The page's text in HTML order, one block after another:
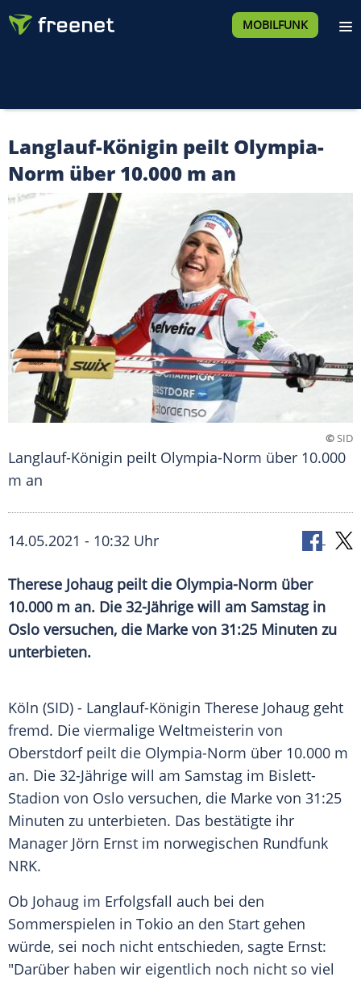
MOBILFUNK
Langlauf-Königin peilt Olympia-
Norm über 10.000 m an
©SID
Langlauf-Königin peilt Olympia-Norm über 10.000
m an
14.05.2021 - 10:32 Uhr
Therese Johaugpeilt die Olympia-Norm über
10.000 m an. Die 32-Jährige will am Samstag in
Oslo versuchen, die Marke von 31:25 Minuten zu
unterbieten.
Köln (SID) - Langlauf-Königin Therese Johaug geht
fremd. Die viermalige Weltmeisterin von
Oberstdorfpeilt die Olympia-Norm über 10.000 m
an. Die 32-Jährige will am Samstag im Bislett-
Stadion von Oslo versuchen, die Marke von 31:25
Minuten zu unterbieten. Das bestätigte ihr
Manager Jörn Ernst im norwegischen Rundfunk
NRK.
Ob Johaug im Erfolgsfall auch bei den
Sommerspielen in Tokio an den Start gehen
würde, sei noch nicht entschieden, sagte Ernst:
"Darüber haben wir eigentlich noch nicht so viel